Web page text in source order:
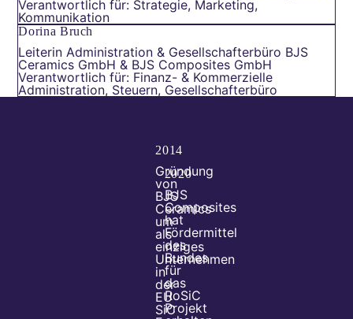
Verantwortlich für: Strategie, Marketing,
Kommunikation
Dorina Bruch
Leiterin Administration & Gesellschafterbüro BJS
Ceramics GmbH & BJS Composites GmbH
Verantwortlich für: Finanz- & Kommerzielle
Administration, Steuern, Gesellschafterbüro
2014
Gründung
von
BJS
Ceramics
um
als
einziges
Unternehmen
in
der
EU
SiC
2020
BJS
Composites
hat
Fördermittel
des
Bundes
für
das
RoSiC
Projekt